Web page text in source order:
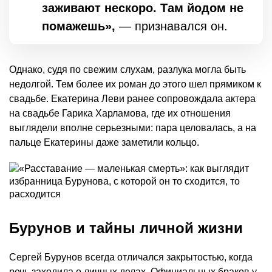
заживают нескоро. Там йодом не
помажешь», — признавался он.
Однако, судя по свежим слухам, разлука могла быть
недолгой. Тем более их роман до этого шел прямиком к
свадьбе. Екатерина Леви ранее сопровождала актера
на свадьбе Гарика Харламова, где их отношения
выглядели вполне серьезными: пара целовалась, а на
пальце Екатерины даже заметили кольцо.
Бурунов и тайны личной жизни
Сергей Бурунов всегда отличался закрытостью, когда